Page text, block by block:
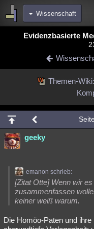
Wissenschaft
Bereiche
Diskussionen
meine Rubriken
Spiritualität
Natur Umfragen
Philosophie Träume
Astronomie Helpdesk
Übersichten
Evidenzbasierte
Themen-
Seite
geeky
emanon schrieb:
[Zitat Otte] Wenn wir
zusammenfassen
keiner weiß warum.
Die Homöo-Paten und